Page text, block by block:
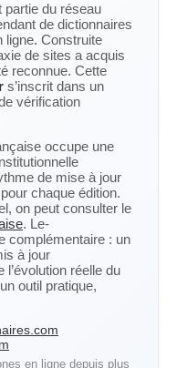
partie du réseau
de dictionnaires
ligne. Construite
de sites a acquis
reconnue. Cette
s’inscrit dans un
vérification
occupe une
de mise à jour
chaque édition.
on peut consulter le
. Le-
complémentaire : un
à jour
réelle du
outil pratique,
en ligne depuis plus